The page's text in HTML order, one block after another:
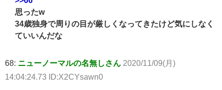
思ったw
34歳独身で周りの目が厳しくなってきたけど気にしなく
ていいんだな
68: ニューノーマルの名無しさん 2020/11/09(月)
14:04:24.73 ID:X2CYsawn0